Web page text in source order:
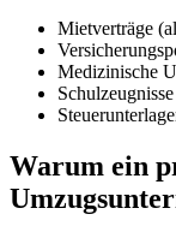
Mietverträge
Medizinische
Warum ein